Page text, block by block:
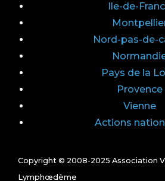
Copyright © 2008-2025 Association
Lymphœdème
Ile-de-
Nord-pas-de-
Pays de la
Provence
Vienne
Actions